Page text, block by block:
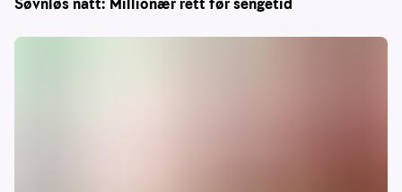
Søvnløs natt: Millionær rett før sengetid